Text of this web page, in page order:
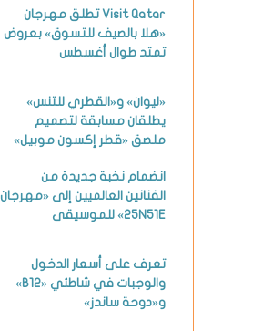
Visit Qatar تطلق مهرجان
«هلا بالصيف للتسوق» بعروض
تمتد طوال أغسطس
«ليوان» و«القطري للتنس»
يطلقان مسابقة لتصميم
ملصق «قطر إكسون موبيل»
انضمام نخبة جديدة من
الفنانين العالميين إلى «مهرجان
25N51E» للموسيقى
تعرف على أسعار الدخول
والوجبات في شاطئي «B12»
و«دوحة ساندز»